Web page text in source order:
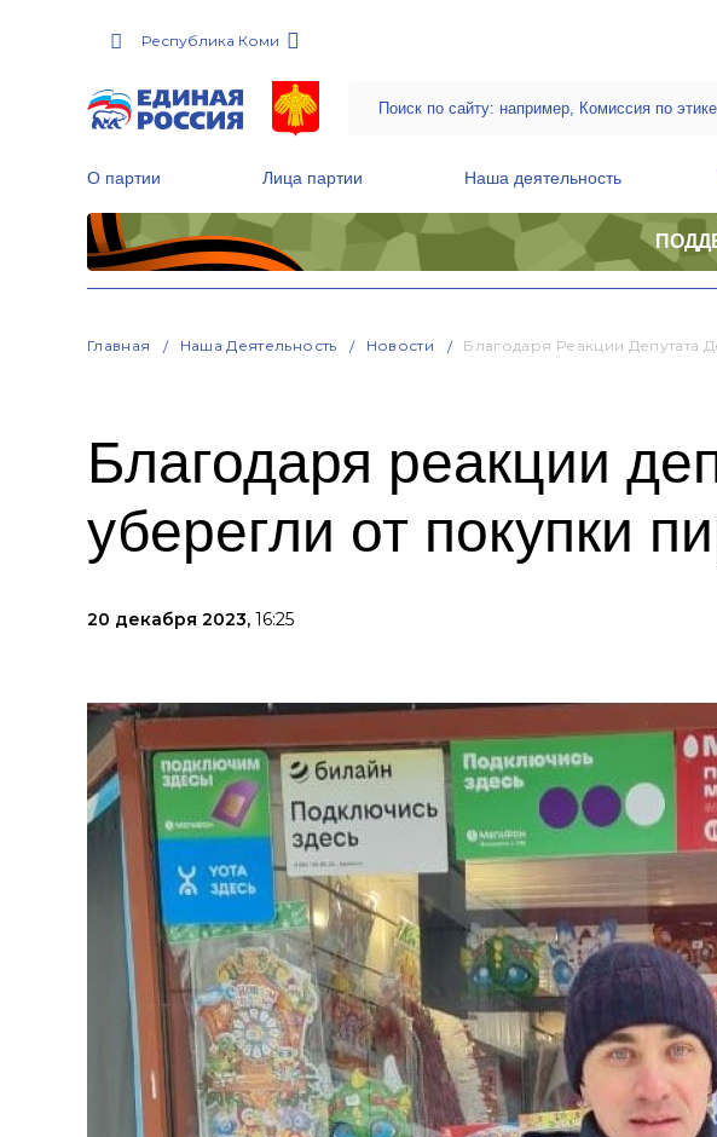
Республика Коми
О партии Лица партии Наша деятельность
Главная Наша Деятельность Новости Благодаря Реакции Депутата
Благодаря реакции
уберегли от покупки
20 декабря 2023, 16:25